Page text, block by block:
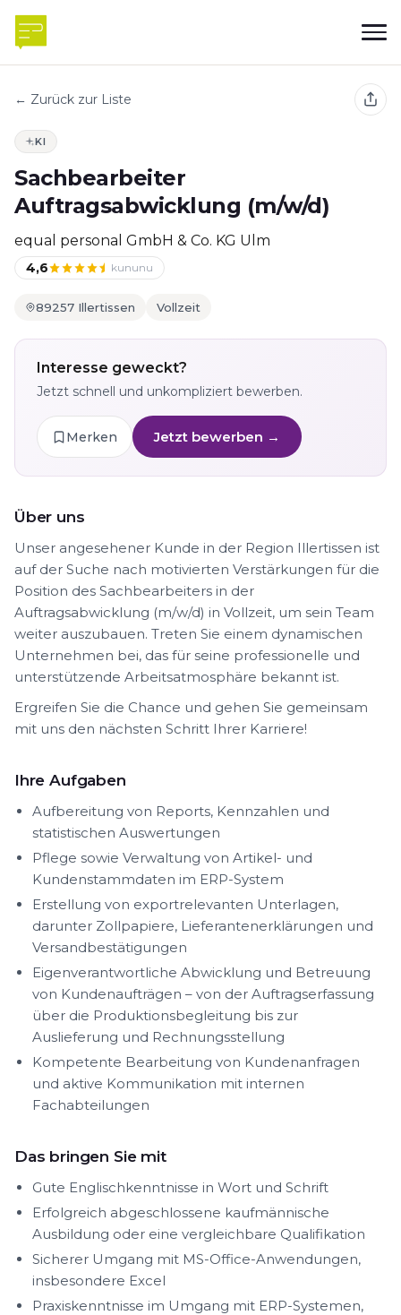
← Zurück zur Liste
KI
Sachbearbeiter
Auftragsabwicklung (m/w/d)
equal personal GmbH & Co. KG Ulm
4,6 kununu
89257 Illertissen Vollzeit
Interesse geweckt?
Jetzt schnell und unkompliziert bewerben.
Merken Jetzt bewerben →
Über uns
Unser angesehener Kunde in der Region Illertissen ist
auf der Suche nach motivierten Verstärkungen für die
Position des Sachbearbeiters in der
Auftragsabwicklung (m/w/d) in Vollzeit, um sein Team
weiter auszubauen. Treten Sie einem dynamischen
Unternehmen bei, das für seine professionelle und
unterstützende Arbeitsatmosphäre bekannt ist.
Ergreifen Sie die Chance und gehen Sie gemeinsam
mit uns den nächsten Schritt Ihrer Karriere!
Ihre Aufgaben
Aufbereitung von Reports, Kennzahlen und
statistischen Auswertungen
Pflege sowie Verwaltung von Artikel- und
Kundenstammdaten im ERP-System
Erstellung von exportrelevanten Unterlagen,
darunter Zollpapiere, Lieferantenerklärungen und
Versandbestätigungen
Eigenverantwortliche Abwicklung und Betreuung
von Kundenaufträgen – von der Auftragserfassung
über die Produktionsbegleitung bis zur
Auslieferung und Rechnungsstellung
Kompetente Bearbeitung von Kundenanfragen
und aktive Kommunikation mit internen
Fachabteilungen
Das bringen Sie mit
Gute Englischkenntnisse in Wort und Schrift
Erfolgreich abgeschlossene kaufmännische
Ausbildung oder eine vergleichbare Qualifikation
Sicherer Umgang mit MS-Office-Anwendungen,
insbesondere Excel
Praxiskenntnisse im Umgang mit ERP-Systemen,